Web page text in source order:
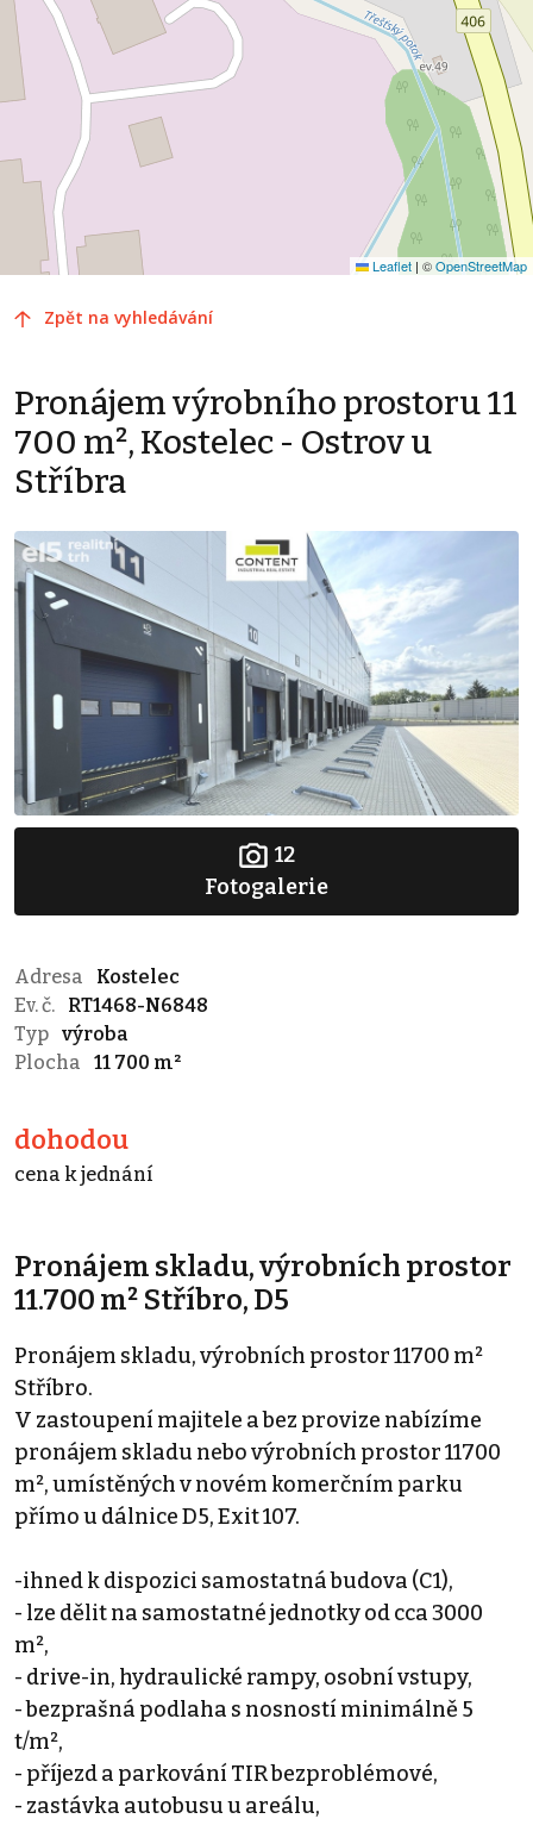
Leaflet | ©OpenStreetMap
Zpět na vyhledávání
Pronájem výrobního prostoru 11
700 m², Kostelec - Ostrov u
Stříbra
12
Fotogalerie
Adresa
Kostelec
Ev. č.
RT1468-N6848
Typ výroba
Plocha
11 700 m²
dohodou
cena k jednání
Pronájem skladu, výrobních prostor
11.700 m² Stříbro, D5
Pronájem skladu, výrobních prostor 11700 m²
Stříbro.
V zastoupení majitele a bez provize nabízíme
pronájem skladu nebo výrobních prostor 11700
m², umístěných v novém komerčním parku
přímo u dálnice D5, Exit 107.
-ihned k dispozici samostatná budova (C1),
- lze dělit na samostatné jednotky od cca 3000
m²,
- drive-in, hydraulické rampy, osobní vstupy,
- bezprašná podlaha s nosností minimálně 5
t/m²,
- příjezd a parkování TIR bezproblémové,
- zastávka autobusu u areálu,